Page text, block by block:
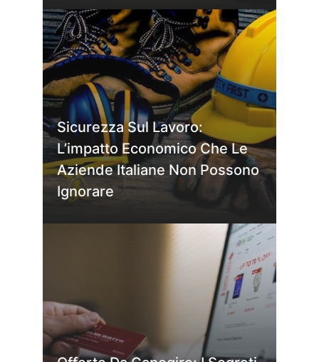
Sicurezza Sul Lavoro:
L’impatto Economico Che Le
Aziende Italiane Non Possono
Ignorare